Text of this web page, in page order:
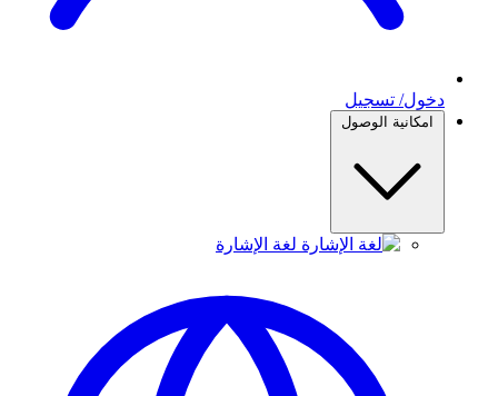
دخول/ تسجيل
امكانية الوصول
لغة الإشارة